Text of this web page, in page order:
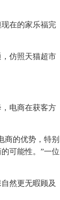
在的家乐福完
仿照天猫超市
电商在获客方
商的优势，特别
可能性。”一位
然更无暇顾及